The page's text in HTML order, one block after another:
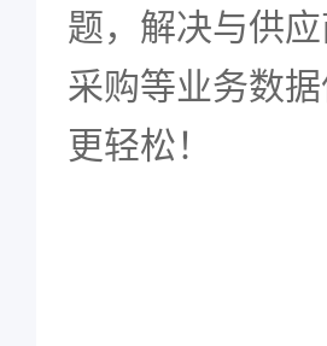
题，解决与供
采购等业务数
更轻松！